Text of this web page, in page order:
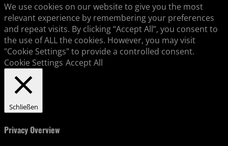
We use cookies on our website to give you the most
relevant experience by remembering your preferences
and repeat visits. By clicking “Accept All”, you consent to
the use of ALL the cookies. However, you may visit
"Cookie Settings" to provide a controlled consent.
Cookie Settings Accept All
Schließen
Privacy Overview